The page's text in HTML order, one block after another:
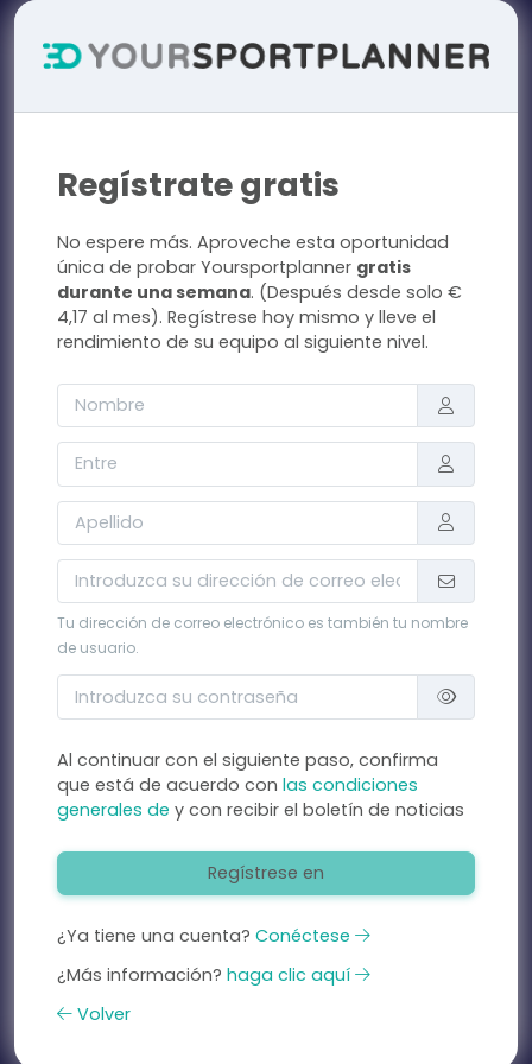
Regístrate gratis
No espere más. Aproveche esta oportunidad
única de probar Yoursportplanner gratis
durante una semana. (Después desde solo €
4,17 al mes). Regístrese hoy mismo y lleve el
rendimiento de su equipo al siguiente nivel.
Tu dirección de correo electrónico es también tu nombre
de usuario.
Al continuar con el siguiente paso, confirma
que está de acuerdo con las condiciones
generales de y con recibir el boletín de noticias
Regístrese en
¿Ya tiene una cuenta? Conéctese
¿Más información? haga clic aquí
Volver